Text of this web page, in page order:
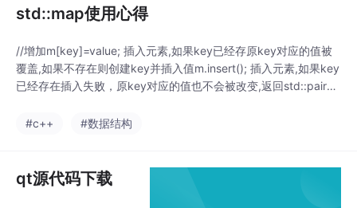
std::map使用心得
//增加m[key]=value; 插入元素,如果key已经存原key对应的值被
覆盖,如果不存在则创建key并插入值m.insert(); 插入元素,如果key
已经存在插入失败，原key对应的值也不会被改变,返回std::pair<it
造新元素，从而避免复制和移动操作，如果key已经存在插入失
#c++ #数据结构
qt源代码下载